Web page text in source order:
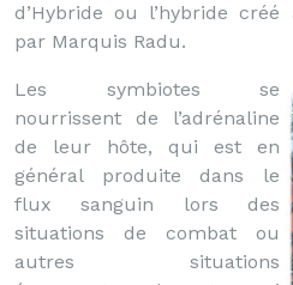
d’Hybride ou l’hybride
par Marquis Radu.
Les symbiotes se
nourrissent de l’adrénaline
de leur hôte, qui est en
général produite dans le
flux sanguin lors des
situations de combat ou
autres situations